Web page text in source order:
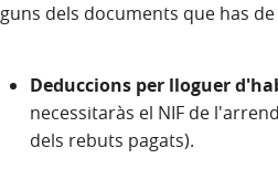
dels documents que has
Deduccions per lloguer
necessitaràs el NIF de
dels rebuts pagats).